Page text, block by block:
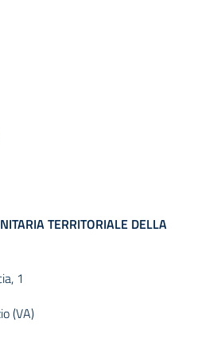
TERRITORIALE DELLA
1
(VA)